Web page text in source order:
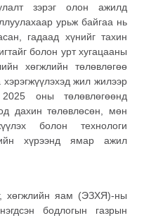
зэрэг олон ажилд
урьж байгаа нь
гадаад хүнийг тахин
болон урт хугацааны
хөгжлийн төлөвлөгөө
жил жилээр
оны төлөвлөгөөнд
дахин төлөвлөсөн, мөн
болон технологи
хүрээнд ямар ажил
хөгжлийн яам (ЭЗХЯ)-ны
бодлогын газрын